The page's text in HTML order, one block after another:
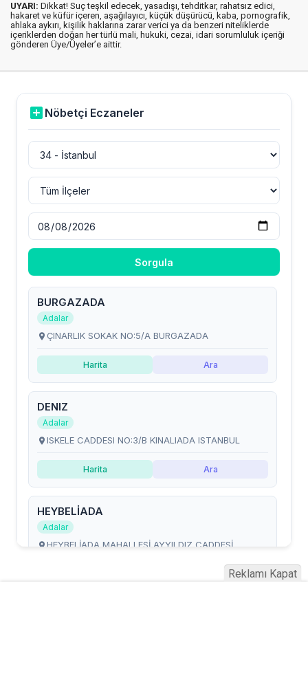
UYARI: Dikkat! Suç teşkil edecek, yasadışı, tehditkar, rahatsız edici,
hakaret ve küfür içeren, aşağılayıcı, küçük düşürücü, kaba, pornografik,
ahlaka aykırı, kişilik haklarına zarar verici ya da benzeri niteliklerde
içeriklerden doğan her türlü mali, hukuki, cezai, idari sorumluluk içeriği
gönderen Üye/Üyeler’e aittir.
Reklamı Kapat